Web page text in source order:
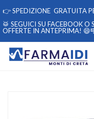
👉SPEDIZIONE GRATUITA
🥁 SEGUICI SU FACEBOOKO
OFFERTE IN ANTEPRIMA!